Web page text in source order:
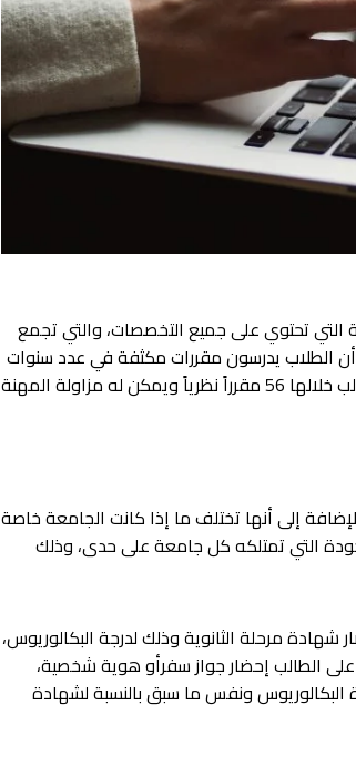
التي تحتوي على جميع التخصصات، والتي تجمع
أن الطلاب يدرسون مقررات مكثفة في عدد سنوات
تستغرق عادةً أربع سنوات في أغلب الجامعات، حيث يدرس الطالب خلالها 56 مقرراً نظرياً ويمكن له مزاولة المهنة
إلى أنها تختلف ما إذا كانت الجامعة خاصة
التي تمتلكه كل جامعة على حدى، وذلك
مرحلة الثانوية وذلك لدرجة البكالوريوس،
الطالب إحضار جواز سفرأو هوية شخصية،
البكالوريوس ونفس ما سبق بالنسبة لشهادة